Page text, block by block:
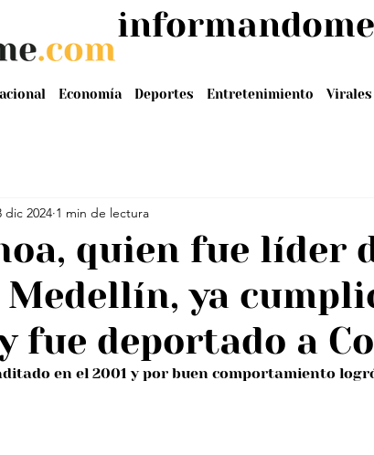
Economía Deportes Entretenimiento Virales
quien fue líder
ya
fue deportado a
dic 2024 1 min de lectura
en el 2001 y por buen comportamiento